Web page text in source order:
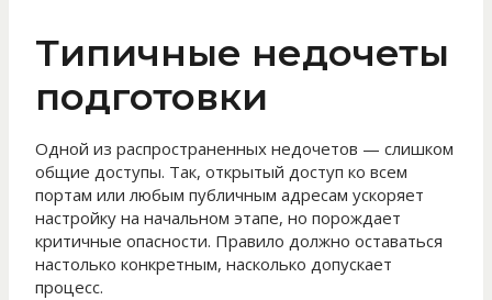
Типичные недочеты
подготовки
Одной из распространенных недочетов — слишком
общие доступы. Так, открытый доступ ко всем
портам или любым публичным адресам ускоряет
настройку на начальном этапе, но порождает
критичные опасности. Правило должно оставаться
настолько конкретным, насколько допускает
процесс.